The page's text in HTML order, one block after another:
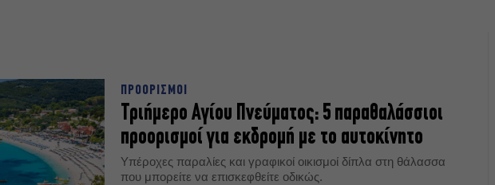
ΠΡΟΟΡΙΣΜΟΙ
Τριήμερο Αγίου Πνεύματος: 5 παραθαλάσσιοι
προορισμοί για εκδρομή με το αυτοκίνητο
Υπέροχες παραλίες και γραφικoί οικισμοί δίπλα στη θάλασσα
που μπορείτε να επισκεφθείτε οδικώς.